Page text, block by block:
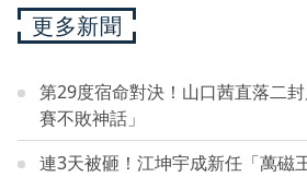
更多新聞
第29度宿命對決！山口茜直落二
賽不敗神話」
連3天被砸！江坤宇成新任「萬